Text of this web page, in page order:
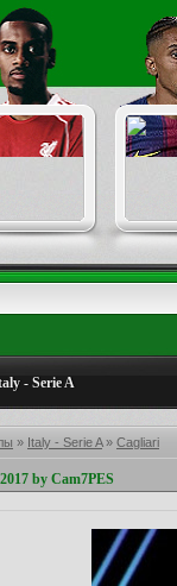
- Serie A
» Italy - Serie A» Cagliari
by Cam7PES